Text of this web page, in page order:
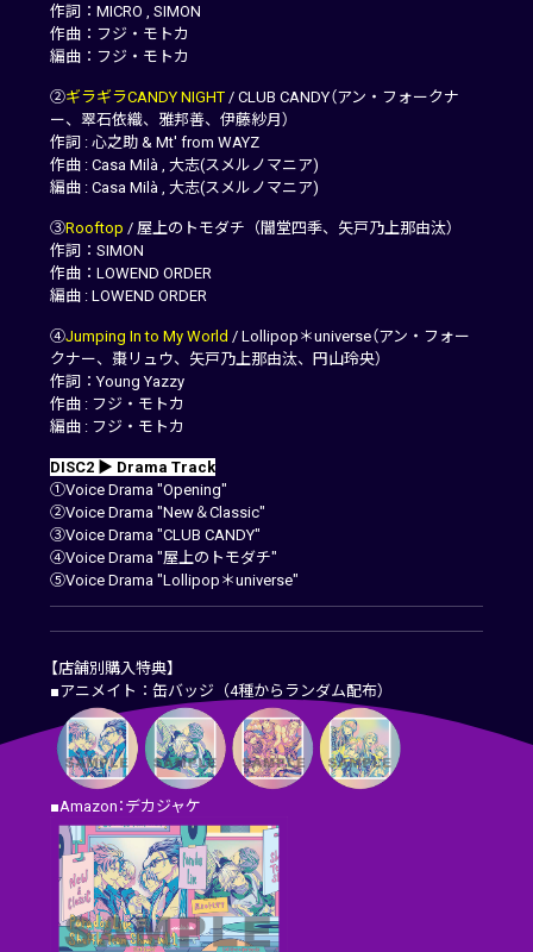
作詞：MICRO , SIMON
作曲：フジ・モトカ
編曲：フジ・モトカ
②ギラギラCANDY NIGHT/ CLUB CANDY（アン・フォークナ
ー、翠石依織、雅邦善、伊藤紗月）
作詞 : 心之助 & Mt' from WAYZ
作曲 : Casa Milà , 大志(スメルノマニア)
編曲 : Casa Milà , 大志(スメルノマニア)
③Rooftop / 屋上のトモダチ（闇堂四季、矢戸乃上那由汰）
作詞：SIMON
作曲：LOWEND ORDER
編曲 : LOWEND ORDER
④Jumping In to My World / Lollipop＊universe（アン・フォー
クナー、棗リュウ、矢戸乃上那由汰、円山玲央）
作詞：Young Yazzy
作曲 : フジ・モトカ
編曲 : フジ・モトカ
DISC2 ▶ Drama Track
①Voice Drama "Opening"
②Voice Drama "New＆Classic"
③Voice Drama "CLUB CANDY"
④Voice Drama "屋上のトモダチ"
⑤Voice Drama "Lollipop＊universe"
【店舗別購入特典】
■アニメイト：缶バッジ（4種からランダム配布）
■Amazon：デカジャケ